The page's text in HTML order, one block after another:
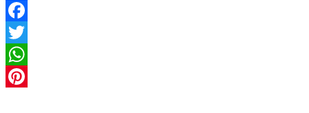
Facebook
Twitter
WhatsApp